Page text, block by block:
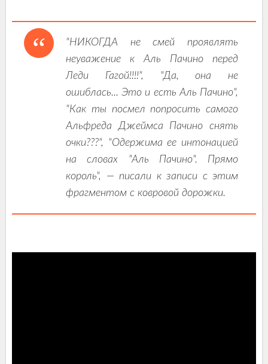
"НИКОГДА не смей проявлять
неуважение к Аль Пачино перед
Леди Гагой!!!!", "Да, она не
ошиблась... Это и есть Аль Пачино",
"Как ты посмел попросить самого
Альфреда Джеймса Пачино снять
очки???", "Одержима ее интонацией
на словах "Аль Пачино". Прямо
король", — писали к записи с этим
фрагментом с ковровой дорожки.